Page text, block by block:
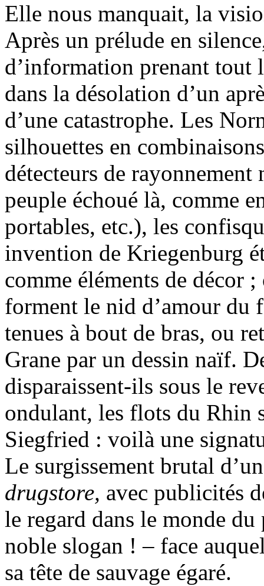
Elle nous manquait, la
Après un prélude en
d’information prenant tout
dans la désolation d’un
d’une catastrophe. Les
silhouettes en
détecteurs de rayonnement
peuple échoué là, comme
portables, etc.), les
invention de Kriegenburg
comme éléments de décor
forment le nid d’amour du
tenues à bout de bras, ou
Grane par un dessin naïf.
disparaissent-ils sous le
ondulant, les flots du Rhin
Siegfried : voilà une
Le surgissement brutal
drugstore, avec publicités
le regard dans le monde
noble slogan ! – face
sa tête de sauvage égaré.